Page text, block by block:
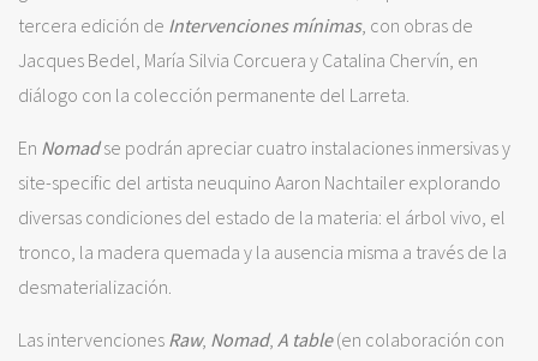
tercera edición de Intervenciones mínimas, con obras de
Jacques Bedel, María Silvia Corcuera y Catalina Chervín, en
diálogo con la colección permanente del Larreta.
En Nomadse podrán apreciar cuatro instalaciones inmersivas y
site-specific del artista neuquino Aaron Nachtailer explorando
diversas condiciones del estado de la materia: el árbol vivo, el
tronco, la madera quemada y la ausencia misma a través de la
desmaterialización.
Las intervenciones Raw, Nomad, A table(en colaboración con